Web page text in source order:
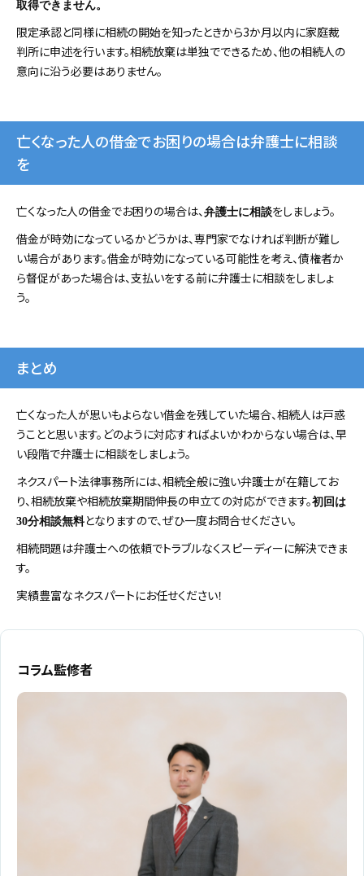
取得できません。
限定承認と同様に相続の開始を知ったときから3か月以内に家庭裁
判所に申述を行います。相続放棄は単独でできるため、他の相続人の
意向に沿う必要はありません。
亡くなった人の借金でお困りの場合は弁護士に相談
を
亡くなった人の借金でお困りの場合は、弁護士に相談をしましょう。
借金が時効になっているかどうかは、専門家でなければ判断が難し
い場合があります。借金が時効になっている可能性を考え、債権者か
ら督促があった場合は、支払いをする前に弁護士に相談をしましょ
う。
まとめ
亡くなった人が思いもよらない借金を残していた場合、相続人は戸惑
うことと思います。どのように対応すればよいかわからない場合は、早
い段階で弁護士に相談をしましょう。
ネクスパート法律事務所には、相続全般に強い弁護士が在籍してお
り、相続放棄や相続放棄期間伸長の申立ての対応ができます。初回は
30分相談無料となりますので、ぜひ一度お問合せください。
相続問題は弁護士への依頼でトラブルなくスピーディーに解決できま
す。
実績豊富なネクスパートにお任せください！
コラム監修者